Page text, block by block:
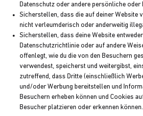
Datenschutz oder andere persönliche oder
Sicherstellen, dass die auf deiner Website
nicht verleumderisch oder anderweitig
Sicherstellen, dass deine Website
Datenschutzrichtlinie oder auf andere
offenlegt, wie du die von den Besuchern
verwendest, speicherst und weitergibst,
zutreffend, dass Dritte (einschließlich
und/oder Werbung bereitstellen und
Besuchern erheben können und Cookies
Besucher platzieren oder erkennen können.